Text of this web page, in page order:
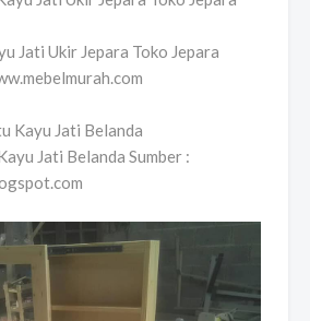
Jati Ukir Jepara Toko Jepara
Jati Belanda Sumber :